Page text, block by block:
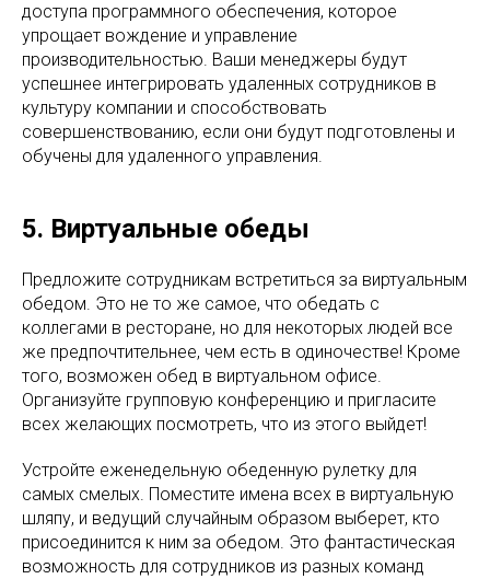
доступа программного обеспечения, которое
упрощает вождение и управление
производительностью. Ваши менеджеры будут
успешнее интегрировать удаленных сотрудников в
культуру компании и способствовать
совершенствованию, если они будут подготовлены и
обучены для удаленного управления.
5. Виртуальные обеды
Предложите сотрудникам встретиться за виртуальным
обедом. Это не то же самое, что обедать с
коллегами в ресторане, но для некоторых людей все
же предпочтительнее, чем есть в одиночестве! Кроме
того, возможен обед в виртуальном офисе.
Организуйте групповую конференцию и пригласите
всех желающих посмотреть, что из этого выйдет!
Устройте еженедельную обеденную рулетку для
самых смелых. Поместите имена всех в виртуальную
шляпу, и ведущий случайным образом выберет, кто
присоединится к ним за обедом. Это фантастическая
возможность для сотрудников из разных команд